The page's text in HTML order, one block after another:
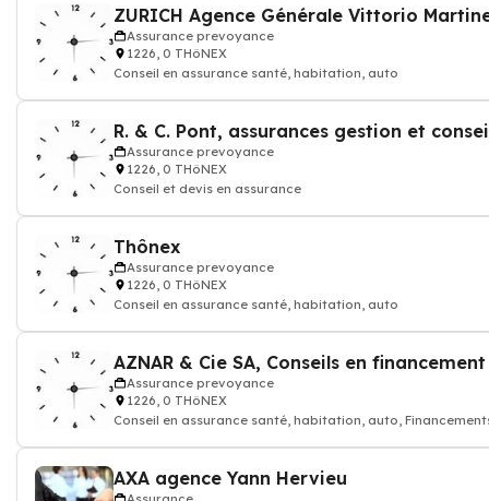
ZURICH Agence Générale Vittorio
Assurance prevoyance
1226, 0 THôNEX
Conseil en assurance santé, habitation, auto
R. & C. Pont, assurances gestion et
Assurance prevoyance
1226, 0 THôNEX
Conseil et devis en assurance
Thônex
Assurance prevoyance
1226, 0 THôNEX
Conseil en assurance santé, habitation, auto
Assurance prevoyance
1226, 0 THôNEX
Conseil en assurance santé, habitation, auto,
AXA agence Yann Hervieu